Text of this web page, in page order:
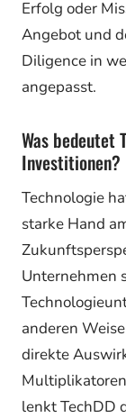
Erfolg oder
Angebot und
Diligence in
angepasst.
Was bedeutet
Investitionen?
Technologie
starke Hand
Unternehmen
anderen
direkte
lenkt TechDD